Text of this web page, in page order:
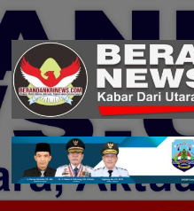
Skip
content